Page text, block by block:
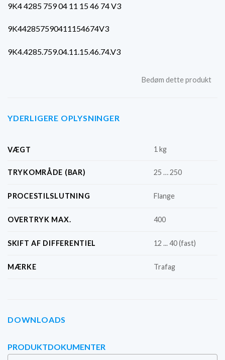
9K4 4285 759 04 11 15 46 74 V3
9K442857590411154674V3
9K4.4285.759.04.11.15.46.74.V3
Bedøm dette produkt
YDERLIGERE OPLYSNINGER
VÆGT 1 kg
TRYKOMRÅDE (BAR) 25 … 250
PROCESTILSLUTNING Flange
OVERTRYK MAX. 400
SKIFT AF DIFFERENTIEL 12 ... 40 (fast)
MÆRKE Trafag
DOWNLOADS
PRODUKTDOKUMENTER